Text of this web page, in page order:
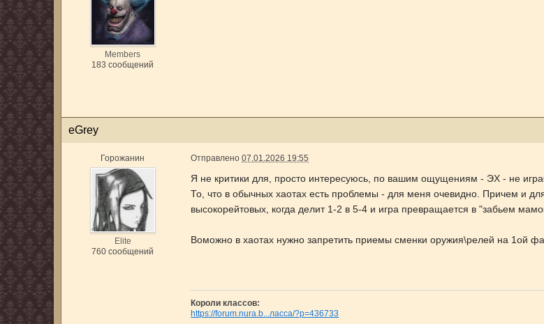
Members
183 сообщений
eGrey
Горожанин
Elite
760 сообщений
Отправлено07.01.2026 19:55
Я не критики для, просто интересуюсь, по вашим ощущениям - ЭХ - не
То, что в обычных хаотах есть проблемы - для меня очевидно. Причем и
высокорейтовых, когда делит 1-2 в 5-4 и игра превращается в "забьем
Воможно в хаотах нужно запретить приемы сменки оружия\релей на 1ой
Короли классов:
https://forum.nura.b...ласса/?p=436733